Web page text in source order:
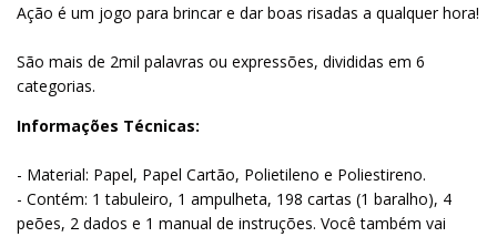
Ação é um jogo para brincar e dar boas risadas a qualquer hora!
São mais de 2mil palavras ou expressões, divididas em 6
categorias.
Informações Técnicas:
- Material: Papel, Papel Cartão, Polietileno e Poliestireno.
- Contém: 1 tabuleiro, 1 ampulheta, 198 cartas (1 baralho), 4
peões, 2 dados e 1 manual de instruções. Você também vai